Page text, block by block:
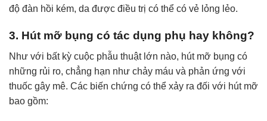
độ đàn hồi kém, da được điều trị có thể có vẻ lỏng lẻo.
3. Hút mỡ bụng có tác dụng phụ hay không?
Như với bất kỳ cuộc phẫu thuật lớn nào, hút mỡ bụng có
những rủi ro, chẳng hạn như chảy máu và phản ứng với
thuốc gây mê. Các biến chứng có thể xảy ra đối với hút mỡ
bao gồm: